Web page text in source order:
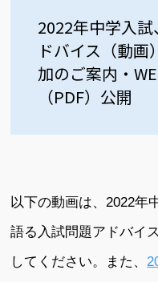
2022年中学入
ドバイス（動
加のご案内・
（PDF）公開
以下の動画は、2022年
語る入試問題アドバイ
してください。また、